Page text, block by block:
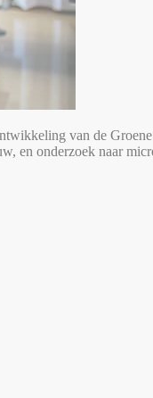
van de
en onderzoek naar